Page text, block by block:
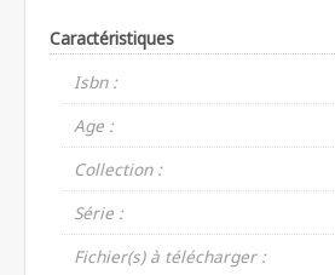
Caractéristiques
Isbn :
Age :
Collection :
Série :
Fichier(s) à télécharger :